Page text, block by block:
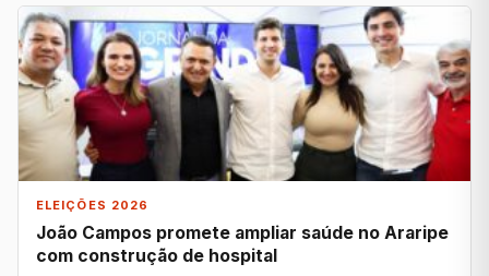
ELEIÇÕES 2026
João Campos promete ampliar saúde no Araripe
com construção de hospital